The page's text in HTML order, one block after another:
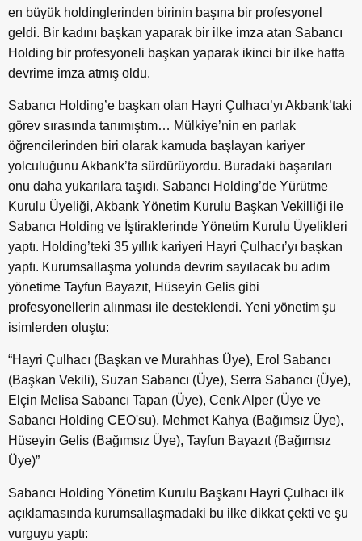
en büyük holdinglerinden birinin başına bir profesyonel
geldi. Bir kadını başkan yaparak bir ilke imza atan Sabancı
Holding bir profesyoneli başkan yaparak ikinci bir ilke hatta
devrime imza atmış oldu.
Sabancı Holding’e başkan olan Hayri Çulhacı’yı Akbank’taki
görev sırasında tanımıştım… Mülkiye’nin en parlak
öğrencilerinden biri olarak kamuda başlayan kariyer
yolculuğunu Akbank’ta sürdürüyordu. Buradaki başarıları
onu daha yukarılara taşıdı. Sabancı Holding’de Yürütme
Kurulu Üyeliği, Akbank Yönetim Kurulu Başkan Vekilliği ile
Sabancı Holding ve İştiraklerinde Yönetim Kurulu Üyelikleri
yaptı. Holding’teki 35 yıllık kariyeri Hayri Çulhacı’yı başkan
yaptı. Kurumsallaşma yolunda devrim sayılacak bu adım
yönetime Tayfun Bayazıt, Hüseyin Gelis gibi
profesyonellerin alınması ile desteklendi. Yeni yönetim şu
isimlerden oluştu:
“Hayri Çulhacı (Başkan ve Murahhas Üye), Erol Sabancı
(Başkan Vekili), Suzan Sabancı (Üye), Serra Sabancı (Üye),
Elçin Melisa Sabancı Tapan (Üye), Cenk Alper (Üye ve
Sabancı Holding CEO'su), Mehmet Kahya (Bağımsız Üye),
Hüseyin Gelis (Bağımsız Üye), Tayfun Bayazıt (Bağımsız
Üye)”
Sabancı Holding Yönetim Kurulu Başkanı Hayri Çulhacı ilk
açıklamasında kurumsallaşmadaki bu ilke dikkat çekti ve şu
vurguyu yaptı: